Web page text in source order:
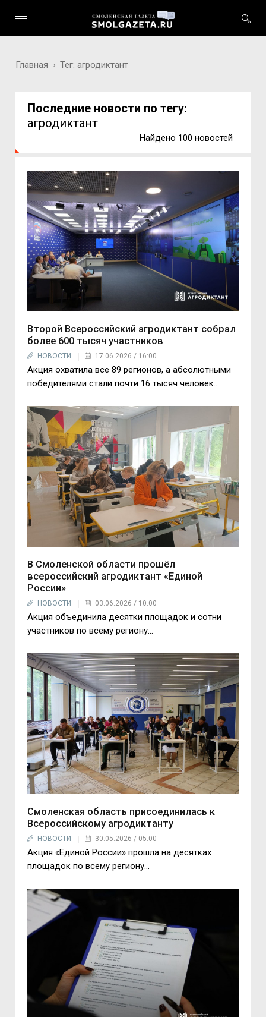
Главная Тег: агродиктант
Последние новости по тегу:
агродиктант
Найдено 100 новостей
Второй Всероссийский агродиктант собрал
более 600 тысяч участников
НОВОСТИ 17.06.2026 / 16:00
Акция охватила все 89 регионов, а абсолютными
победителями стали почти 16 тысяч человек...
В Смоленской области прошёл
всероссийский агродиктант «Единой
России»
НОВОСТИ 03.06.2026 / 10:00
Акция объединила десятки площадок и сотни
участников по всему региону...
Смоленская область присоединилась к
Всероссийскому агродиктанту
НОВОСТИ 30.05.2026 / 05:00
Акция «Единой России» прошла на десятках
площадок по всему региону...